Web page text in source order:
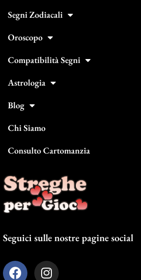
Segni Zodiacali
Oroscopo
Compatibilità Segni
Astrologia
Blog
Chi Siamo
Consulto Cartomanzia
Seguici sulle nostre pagine social
F
I